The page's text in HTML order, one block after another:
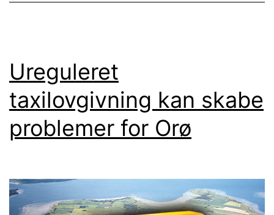
Ureguleret
taxilovgivning kan skabe
problemer for Orø